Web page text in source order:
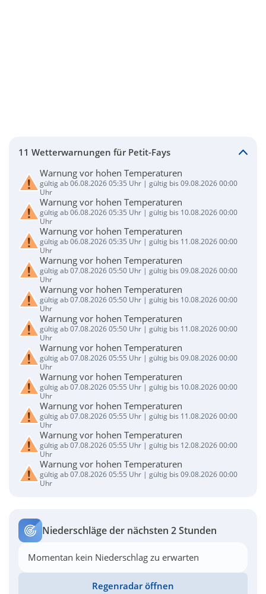
11 Wetterwarnungen für Petit-Fays
Warnung vor hohen Temperaturen
gültig ab 06.08.2026 05:35 Uhr | gültig bis 09.08.2026 00:00
Uhr
Warnung vor hohen Temperaturen
gültig ab 06.08.2026 05:35 Uhr | gültig bis 10.08.2026 00:00
Uhr
Warnung vor hohen Temperaturen
gültig ab 06.08.2026 05:35 Uhr | gültig bis 11.08.2026 00:00
Uhr
Warnung vor hohen Temperaturen
gültig ab 07.08.2026 05:50 Uhr | gültig bis 09.08.2026 00:00
Uhr
Warnung vor hohen Temperaturen
gültig ab 07.08.2026 05:50 Uhr | gültig bis 10.08.2026 00:00
Uhr
Warnung vor hohen Temperaturen
gültig ab 07.08.2026 05:50 Uhr | gültig bis 11.08.2026 00:00
Uhr
Warnung vor hohen Temperaturen
gültig ab 07.08.2026 05:55 Uhr | gültig bis 09.08.2026 00:00
Uhr
Warnung vor hohen Temperaturen
gültig ab 07.08.2026 05:55 Uhr | gültig bis 10.08.2026 00:00
Uhr
Warnung vor hohen Temperaturen
gültig ab 07.08.2026 05:55 Uhr | gültig bis 11.08.2026 00:00
Uhr
Warnung vor hohen Temperaturen
gültig ab 07.08.2026 05:55 Uhr | gültig bis 12.08.2026 00:00
Uhr
Warnung vor hohen Temperaturen
gültig ab 07.08.2026 05:55 Uhr | gültig bis 09.08.2026 00:00
Uhr
Niederschläge der nächsten 2 Stunden
Momentan kein Niederschlag zu erwarten
Regenradar öffnen